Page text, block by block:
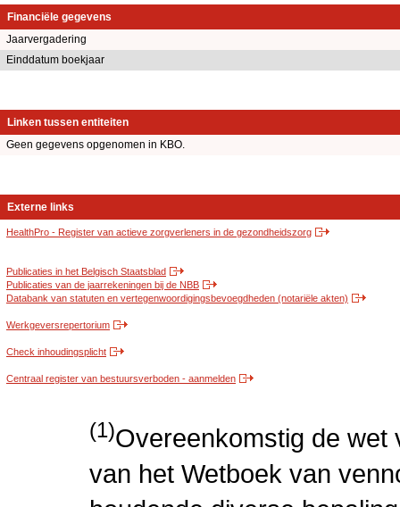
Financiële gegevens
Jaarvergadering
Einddatum boekjaar
Linken tussen entiteiten
Geen gegevens opgenomen in KBO.
Externe links
HealthPro - Register van actieve zorgverleners in de gezondheidszorg
Publicaties in het Belgisch Staatsblad
Publicaties van de jaarrekeningen bij de NBB
Databank van statuten en vertegenwoordigingsbevoegdheden (notariële akten)
Werkgeversrepertorium
Check inhoudingsplicht
Centraal register van bestuursverboden - aanmelden
(1)Overeenkomstig de wet
van het Wetboek van